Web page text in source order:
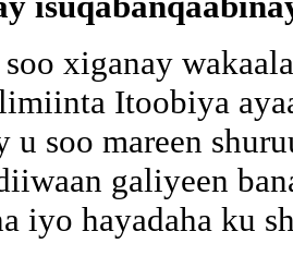
xiganay
Itoobiya
u soo mareen
galiyeen
iyo hayadaha ku